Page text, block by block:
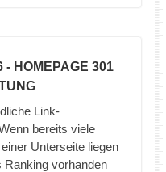
- HOMEPAGE 301
Link-
bereits viele
Unterseite liegen
Ranking vorhanden